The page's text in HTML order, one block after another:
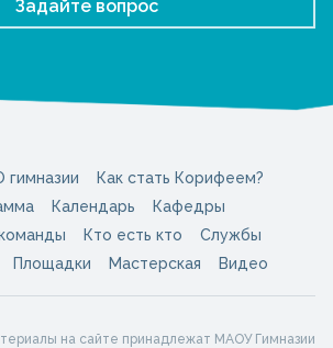
Задайте вопрос
гимназии
Как стать Корифеем?
Календарь
Кафедры
Кто есть кто
Службы
Площадки Мастерская Видео
на сайте принадлежат МАОУ Гимназии